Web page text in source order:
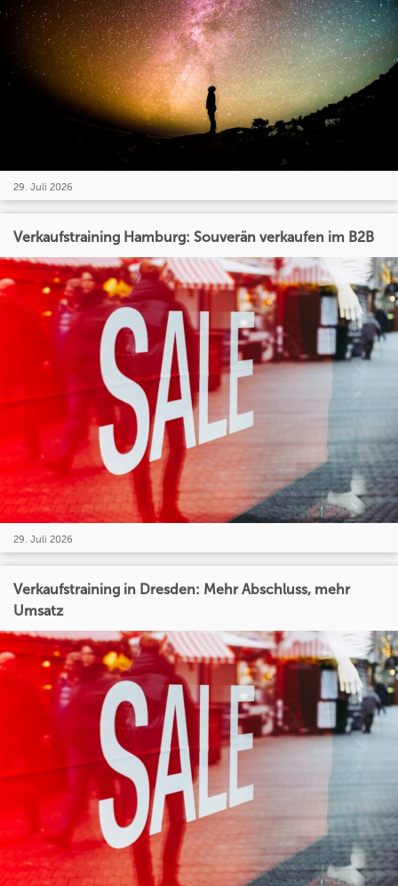
29. Juli 2026
Verkaufstraining Hamburg: Souverän verkaufen im B2B
29. Juli 2026
Verkaufstraining in Dresden: Mehr Abschluss, mehr
Umsatz